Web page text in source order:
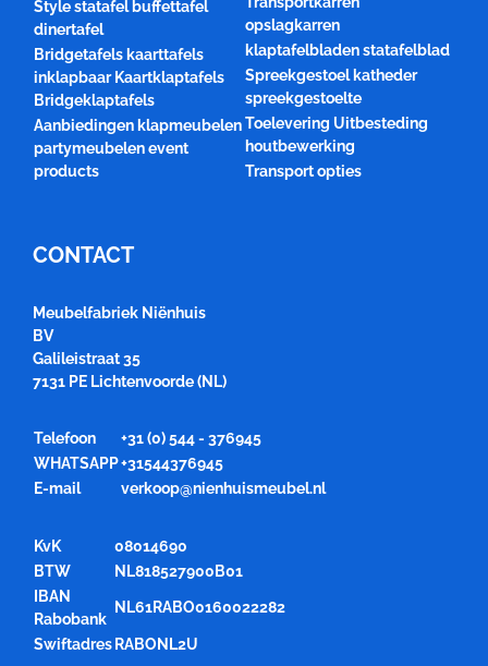
Style statafel buffettafel
dinertafel
Bridgetafels kaarttafels
inklapbaar Kaartklaptafels
Bridgeklaptafels
Aanbiedingen klapmeubelen
partymeubelen event
products
opslagkarren
klaptafelbladen statafelblad
Spreekgestoel katheder
spreekgestoelte
Toelevering Uitbesteding
houtbewerking
Transport opties
CONTACT
Meubelfabriek Niënhuis
BV
Galileistraat 35
7131 PE Lichtenvoorde (NL)
Telefoon
+31 (0) 544 - 376945
WHATSAPP+31544376945
E-mail
verkoop@nienhuismeubel.nl
KvK
08014690
BTW
NL818527900B01
IBAN
Rabobank
NL61RABO0160022282
Swiftadres RABONL2U